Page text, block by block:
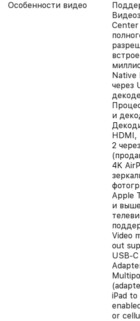
Особенности видео
Native
через
и
HDMI,
2
4K
Apple
и
Video
out
iPad to
or